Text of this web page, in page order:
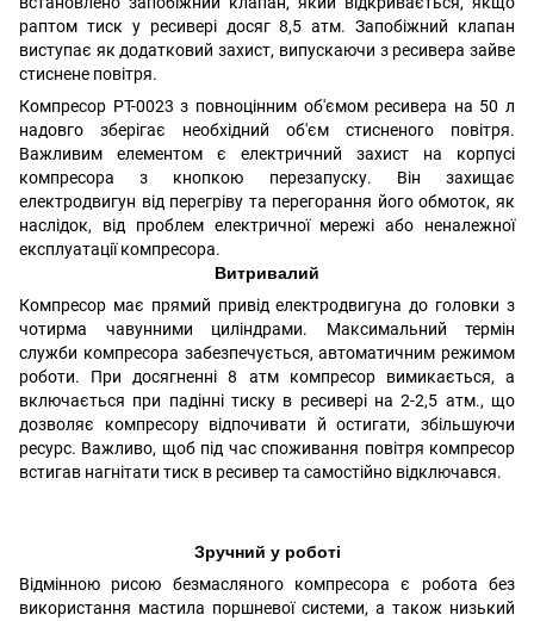
раптом тиск у ресивері досяг 8,5 атм. Запобіжний клапан
виступає як додатковий захист, випускаючи з ресивера зайве
стиснене повітря.
Компресор PT-0023 з повноцінним об'ємом ресивера на 50 л
надовго зберігає необхідний об'єм стисненого повітря.
Важливим елементом є електричний захист на корпусі
компресора з кнопкою перезапуску. Він захищає
електродвигун від перегріву та перегорання його обмоток, як
наслідок, від проблем електричної мережі або неналежної
експлуатації компресора.
Витривалий
Компресор має прямий привід електродвигуна до головки з
чотирма чавунними циліндрами.
Максимальний термін
служби компресора забезпечується, автоматичним режимом
роботи. При досягненні 8 атм компресор вимикається, а
включається при падінні тиску в ресивері на 2-2,5 атм., що
дозволяє компресору відпочивати й остигати, збільшуючи
ресурс. Важливо, щоб під час споживання повітря компресор
встигав нагнітати тиск в ресивер та самостійно відключався.
Зручний у роботі
Відмінною рисою безмасляного компресора є робота без
використання мастила поршневої системи, а також низький